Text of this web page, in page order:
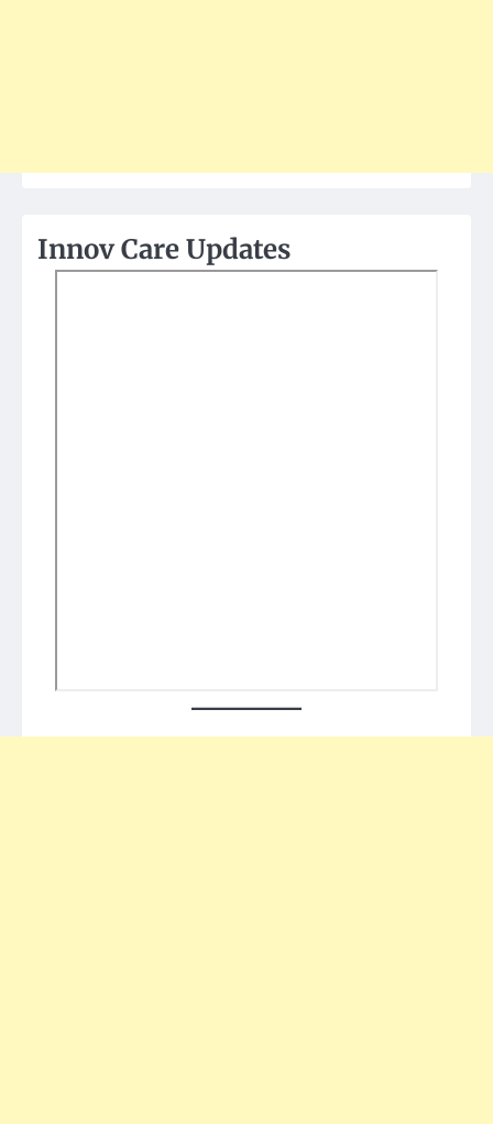
Innov Care Updates